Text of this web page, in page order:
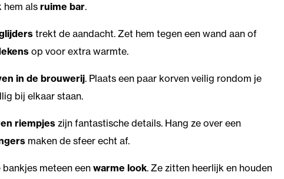
hem alsruime bar.
trekt de aandacht. Zet hem tegen een wand aan of
op voor extra warmte.
in de brouwerij. Plaats een paar korven veilig rondom je
bij elkaar staan.
riempjes zijn fantastische details. Hang ze over een
maken de sfeer echt af.
meteen eenwarme look. Ze zitten heerlijk en houden